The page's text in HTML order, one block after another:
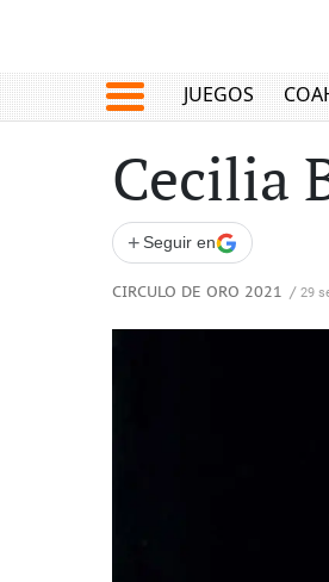
JUEGOS
Cecilia
+ Seguir en
CIRCULO DE ORO 2021 / 29